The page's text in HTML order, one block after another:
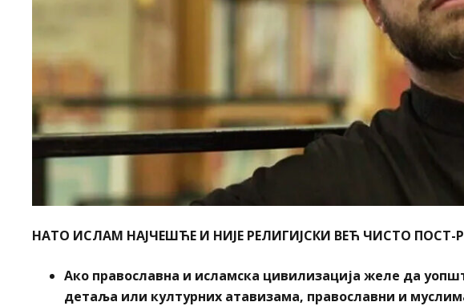
НАТО ИСЛАМ НАЈЧЕШЋЕ И НИЈЕ РЕЛИГИЈСКИ ВЕЋ ЧИСТО
Ако православна и исламска цивилизација желе да
детаља или културних атавизама, православни и